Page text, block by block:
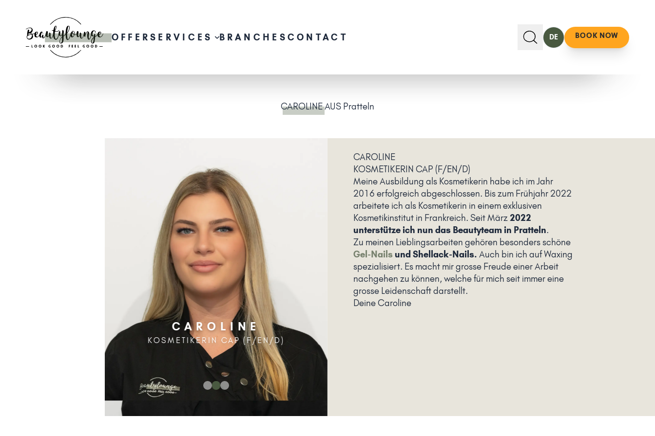
OFFERSERVICES BRANCHES CONTACT DE BOOK NOW
CAROLINEAUS Pratteln
CAROLINE
KOSMETIKERIN CAP (F/EN/D)
CAROLINE
KOSMETIKERIN CAP (F/EN/D)
Meine Ausbildung als Kosmetikerin habe ich im Jahr
2016 erfolgreich abgeschlossen. Bis zum Frühjahr 2022
arbeitete ich als Kosmetikerin in einem exklusiven
Kosmetikinstitut in Frankreich. Seit März2022
unterstütze ich nun das Beautyteam in Pratteln.
Zu meinen Lieblingsarbeiten gehören besonders schöne
Gel-Nails und Shellack-Nails. Auch bin ich auf Waxing
spezialisiert. Es macht mir grosse Freude einer Arbeit
nachgehen zu können, welche für mich seit immer eine
grosse Leidenschaft darstellt.
Deine Caroline